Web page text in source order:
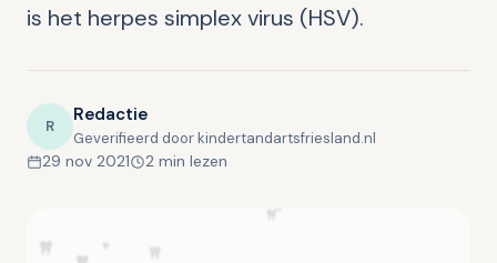
is het herpes simplex virus (HSV).
R Redactie
Geverifieerd door kindertandartsfriesland.nl
29 nov 2021 2 min lezen